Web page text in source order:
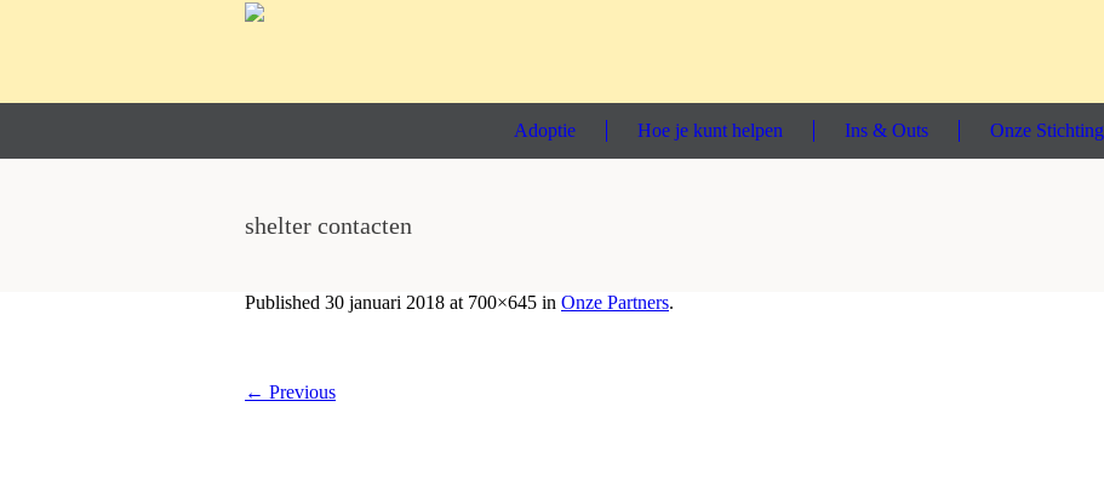
Adoptie Hoe je kunt helpen Ins & Outs Onze Stichting
shelter contacten
Published 30 januari 2018 at 700×645 in Onze Partners.
← Previous